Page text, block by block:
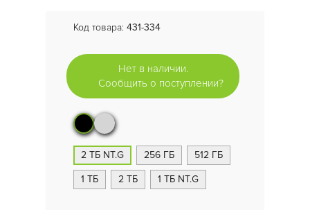
Код товара: 431-334
Нет в наличии.
Сообщить о поступлении?
2 ТБ NT.G 256 ГБ 512 ГБ
1 ТБ 2 ТБ 1 ТБ NT.G